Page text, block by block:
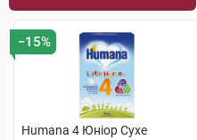
−15%
Humana 4 Юніор Сухе